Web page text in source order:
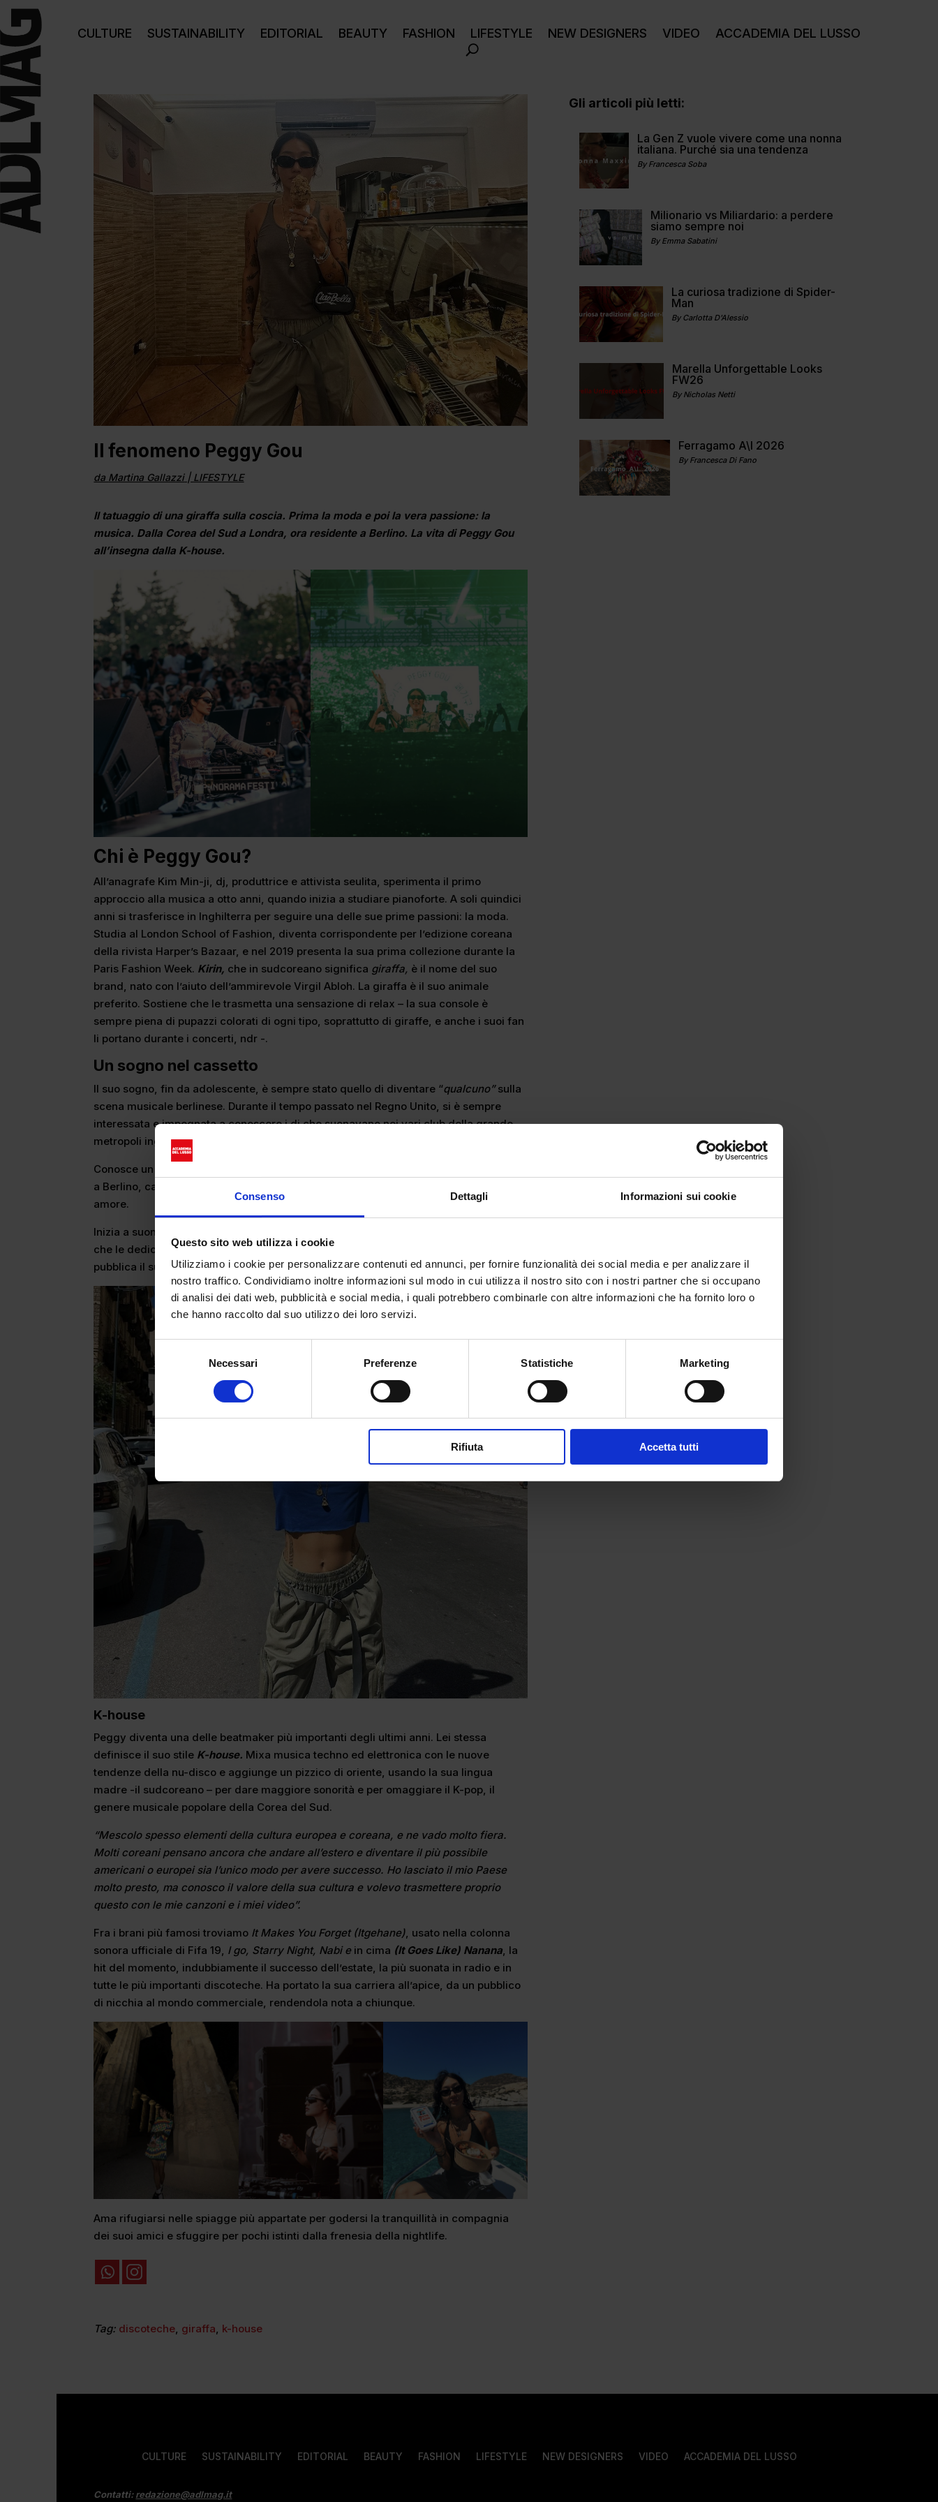
Consenso Dettagli Informazioni sui cookie
Questo sito web utilizza i cookie
Utilizziamo i cookie per personalizzare contenuti ed annunci, per fornire funzionalità dei social media e per analizzare il
nostro traffico. Condividiamo inoltre informazioni sul modo in cui utilizza il nostro sito con i nostri partner che si occupano
di analisi dei dati web, pubblicità e social media, i quali potrebbero combinarle con altre informazioni che ha fornito loro o
che hanno raccolto dal suo utilizzo dei loro servizi.
del
Necessari Preferenze Statistiche Marketing
Rifiuta Accetta tutti
CULTURE SUSTAINABILITY EDITORIAL BEAUTY FASHION LIFESTYLE NEW DESIGNERS VIDEO ACCADEMIA DEL LUSSO
Il fenomeno Peggy Gou
da Martina Gallazzi| LIFESTYLE
Il tatuaggio di una giraffa sulla coscia. Prima la moda e poi la vera passione: la
musica. Dalla Corea del Sud a Londra, ora residente a Berlino. La vita di Peggy Gou
all’insegna dalla K-house.
Chi è Peggy Gou?
All’anagrafe Kim Min-ji, dj, produttrice e attivista seulita, sperimenta il primo
approccio alla musica a otto anni, quando inizia a studiare pianoforte. A soli quindici
anni si trasferisce in Inghilterra per seguire una delle sue prime passioni: la moda.
Studia al London School of Fashion, diventa corrispondente per l’edizione coreana
della rivista Harper’s Bazaar, e nel 2019 presenta la sua prima collezione durante la
Paris Fashion Week. Kirin, che in sudcoreano significa giraffa, è il nome del suo
brand, nato con l’aiuto dell’ammirevole Virgil Abloh. La giraffa è il suo animale
preferito. Sostiene che le trasmetta una sensazione di relax – la sua console è
sempre piena di pupazzi colorati di ogni tipo, soprattutto di giraffe, e anche i suoi fan
li portano durante i concerti, ndr -.
Un sogno nel cassetto
Il suo sogno, fin da adolescente, è sempre stato quello di diventare “qualcuno”sulla
scena musicale berlinese. Durante il tempo passato nel Regno Unito, si è sempre
interessata e impegnata a conoscere i dj che suonavano nei vari club della grande
metropoli inglese.
Conosce un produttore sudafricano che la aiuta a migliorarsi, poco dopo si traferisce
a Berlino, capitale in assoluto della techno in Europa, e si dedica al suo più grande
amore.
Inizia a suonare a Berghain, la discoteca cardine del clubbing del nostro continente,
che le dedica addirittura un’area della pista, nominata “
pubblica il suo primo disco: l’EP Art of War.
K-house
Peggy diventa una delle beatmaker più importanti degli ultimi anni. Lei stessa
definisce il suo stile K-house. Mixa musica techno ed elettronica con le nuove
tendenze della nu-disco e aggiunge un pizzico di oriente, usando la sua lingua
madre -il sudcoreano – per dare maggiore sonorità e per omaggiare il K-pop, il
genere musicale popolare della Corea del Sud.
“Mescolo spesso elementi della cultura europea e coreana, e ne vado molto fiera.
Molti coreani pensano ancora che andare all’estero e diventare il più possibile
americani o europei sia l’unico modo per avere successo. Ho lasciato il mio Paese
molto presto, ma conosco il valore della sua cultura e volevo trasmettere proprio
questo con le mie canzoni e i miei video”.
Fra i brani più famosi troviamo It Makes You Forget (Itgehane) , usato nella colonna
sonora ufficiale di Fifa 19, I go, Starry Night, Nabi e in cima (It Goes Like) Nanana , la
hit del momento, indubbiamente il successo dell’estate, la più suonata in radio e in
tutte le più importanti discoteche. Ha portato la sua carriera all’apice, da un pubblico
di nicchia al mondo commerciale, rendendola nota a chiunque.
Ama rifugiarsi nelle spiagge più appartate per godersi la tranquillità in compagnia
dei suoi amici e sfuggire per pochi istinti dalla frenesia della nightlife.
Tag: discoteche, giraffa, k-house
Gli articoli più letti:
La Gen Z vuole vivere come una nonna
italiana. Purché sia una tendenza
By Francesca Soba
Milionario vs Miliardario: a perdere
siamo sempre noi
By Emma Sabatini
La curiosa tradizione di Spider-
Man
By Carlotta D'Alessio
Marella Unforgettable Looks
FW26
By Nicholas Netti
Ferragamo A\I 2026
By Francesca Di Fano
CULTURE SUSTAINABILITY EDITORIAL BEAUTY FASHION LIFESTYLE NEW DESIGNERS VIDEO ACCADEMIA DEL LUSSO
Contatti:redazione@adlmag.it